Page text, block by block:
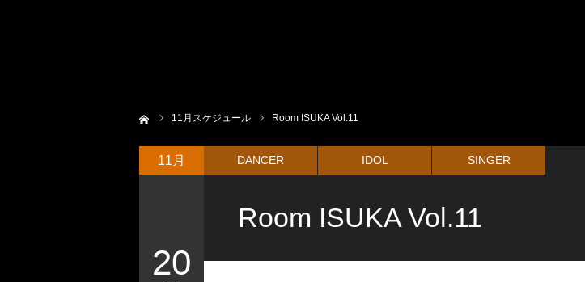
11 月スケジュール Room ISUKA Vol.11
Room ISUKA Vol.11
11月
20
DANCER IDOL SINGER